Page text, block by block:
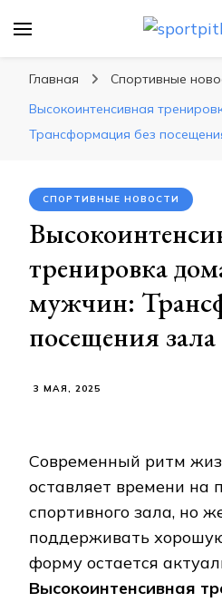
спортивных
диеты,
Главная
Спортивные
Высокоинтенсивная
Трансформация без
СПОРТИВНЫЕ НОВОСТИ
тренировка
мужчин:
посещения зала
3 МАЯ, 2025
Современный ритм
оставляет времени на
спортивного зала, но
поддерживать
форму остается
Высокоинтенсивная